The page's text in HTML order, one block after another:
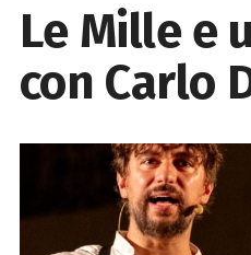
Le Mille e
con Carlo